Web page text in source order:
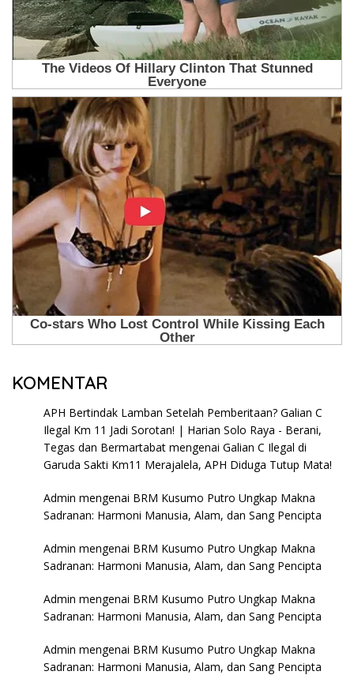
KOMENTAR
APH Bertindak Lamban Setelah Pemberitaan? Galian C
Ilegal Km 11 Jadi Sorotan! | Harian Solo Raya - Berani,
Tegas dan Bermartabat mengenai Galian C Ilegal di
Garuda Sakti Km11 Merajalela, APH Diduga Tutup Mata!
Admin mengenai BRM Kusumo Putro Ungkap Makna
Sadranan: Harmoni Manusia, Alam, dan Sang Pencipta
Admin mengenai BRM Kusumo Putro Ungkap Makna
Sadranan: Harmoni Manusia, Alam, dan Sang Pencipta
Admin mengenai BRM Kusumo Putro Ungkap Makna
Sadranan: Harmoni Manusia, Alam, dan Sang Pencipta
Admin mengenai BRM Kusumo Putro Ungkap Makna
Sadranan: Harmoni Manusia, Alam, dan Sang Pencipta